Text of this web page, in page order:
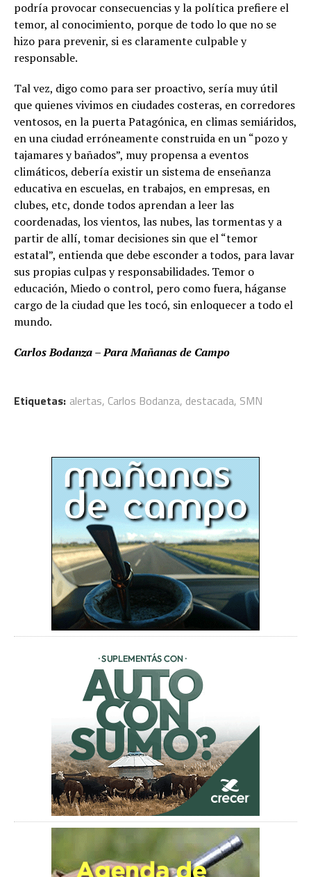
podría provocar consecuencias y la política prefiere el
temor, al conocimiento, porque de todo lo que no se
hizo para prevenir, si es claramente culpable y
responsable.
Tal vez, digo como para ser proactivo, sería muy útil
que quienes vivimos en ciudades costeras, en corredores
ventosos, en la puerta Patagónica, en climas semiáridos,
en una ciudad erróneamente construida en un “pozo y
tajamares y bañados”, muy propensa a eventos
climáticos, debería existir un sistema de enseñanza
educativa en escuelas, en trabajos, en empresas, en
clubes, etc, donde todos aprendan a leer las
coordenadas, los vientos, las nubes, las tormentas y a
partir de allí, tomar decisiones sin que el “temor
estatal”, entienda que debe esconder a todos, para lavar
sus propias culpas y responsabilidades. Temor o
educación, Miedo o control, pero como fuera, háganse
cargo de la ciudad que les tocó, sin enloquecer a todo el
mundo.
Carlos Bodanza – Para Mañanas de Campo
Etiquetas: alertas, Carlos Bodanza, destacada, SMN